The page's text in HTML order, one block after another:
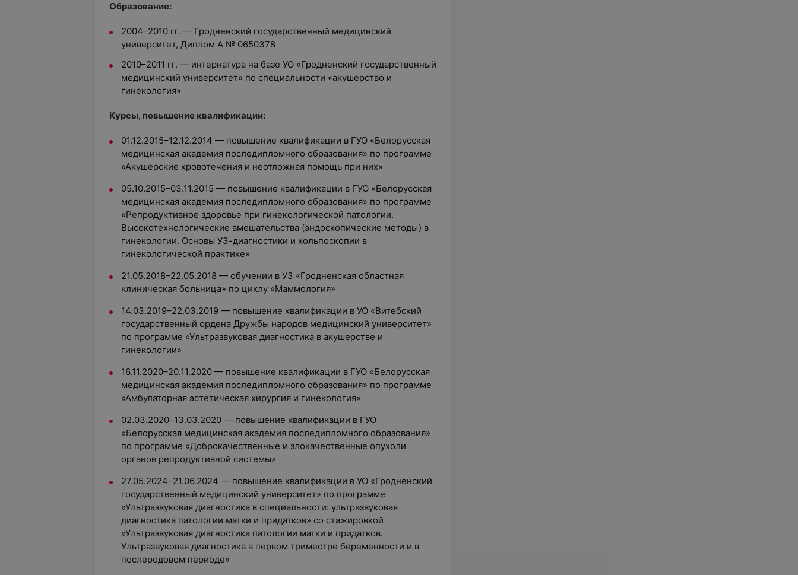
Образование:
2004–2010 гг. — Гродненский государственный медицинский
университет, Диплом A № 0650378
2010–2011 гг. — интернатура на базе УО «Гродненский государственный
медицинский университет» по специальности «акушерство и
гинекология»
Курсы, повышение квалификации:
01.12.2015–12.12.2014 — повышение квалификации в ГУО «Белорусская
медицинская академия последипломного образования» по программе
«Акушерские кровотечения и неотложная помощь при них»
05.10.2015–03.11.2015 — повышение квалификации в ГУО «Белорусская
медицинская академия последипломного образования» по программе
«Репродуктивное здоровье при гинекологической патологии.
Высокотехнологические вмешательства (эндоскопические методы) в
гинекологии. Основы УЗ-диагностики и кольпоскопии в
гинекологической практике»
21.05.2018–22.05.2018 — обучении в УЗ «Гродненская областная
клиническая больница» по циклу «Маммология»
14.03.2019–22.03.2019 — повышение квалификации в УО «Витебский
государственный ордена Дружбы народов медицинский университет»
по программе «Ультразвуковая диагностика в акушерстве и
гинекологии»
16.11.2020–20.11.2020 — повышение квалификации в ГУО «Белорусская
медицинская академия последипломного образования» по программе
«Амбулаторная эстетическая хирургия и гинекология»
02.03.2020–13.03.2020 — повышение квалификации в ГУО
«Белорусская медицинская академия последипломного образования»
по программе «Доброкачественные и злокачественные опухоли
органов репродуктивной системы»
27.05.2024–21.06.2024 — повышение квалификации в УО «Гродненский
государственный медицинский университет» по программе
«Ультразвуковая диагностика в специальности: ультразвуковая
диагностика патологии матки и придатков» со стажировкой
«Ультразвуковая диагностика патологии матки и придатков.
Ультразвуковая диагностика в первом триместре беременности и в
послеродовом периоде»